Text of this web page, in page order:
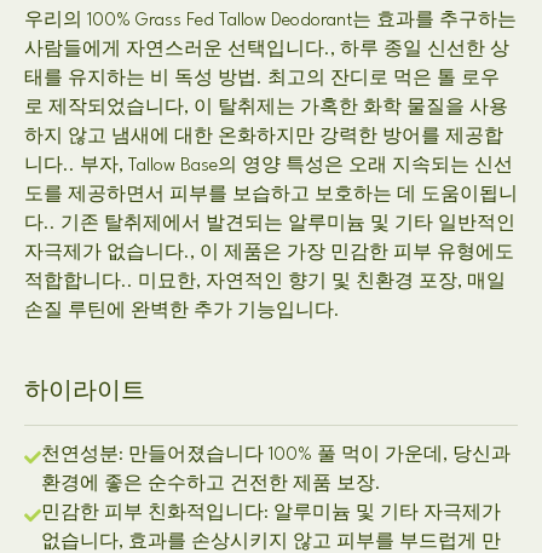
우리의 100% Grass Fed Tallow Deodorant는 효과를 추구하는
사람들에게 자연스러운 선택입니다., 하루 종일 신선한 상
태를 유지하는 비 독성 방법. 최고의 잔디로 먹은 톨 로우
로 제작되었습니다, 이 탈취제는 가혹한 화학 물질을 사용
하지 않고 냄새에 대한 온화하지만 강력한 방어를 제공합
니다.. 부자, Tallow Base의 영양 특성은 오래 지속되는 신선
도를 제공하면서 피부를 보습하고 보호하는 데 도움이됩니
다.. 기존 탈취제에서 발견되는 알루미늄 및 기타 일반적인
자극제가 없습니다., 이 제품은 가장 민감한 피부 유형에도
적합합니다.. 미묘한, 자연적인 향기 및 친환경 포장, 매일
손질 루틴에 완벽한 추가 기능입니다.
하이라이트
천연성분: 만들어졌습니다 100% 풀 먹이 가운데, 당신과
환경에 좋은 순수하고 건전한 제품 보장.
민감한 피부 친화적입니다: 알루미늄 및 기타 자극제가
없습니다, 효과를 손상시키지 않고 피부를 부드럽게 만